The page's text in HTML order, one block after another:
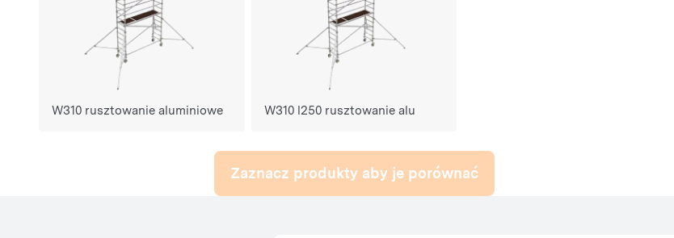
W310 rusztowanie aluminiowe W310 l250 rusztowanie alu
Zaznacz produkty aby je porównać